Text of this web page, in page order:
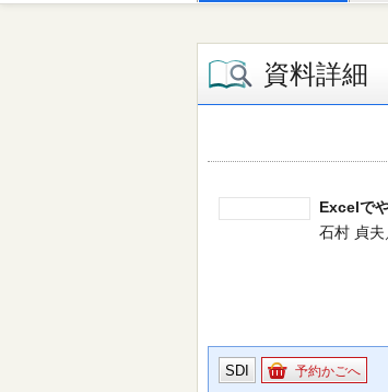
資料詳細
Excelで
石村 貞
SDI 予約かごへ